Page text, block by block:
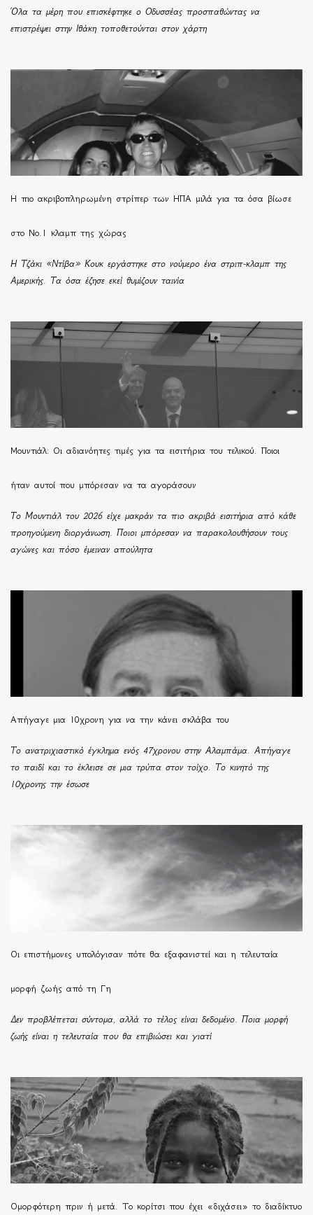
Όλα τα μέρη που επισκέφτηκε ο Οδυσσέας προσπαθώντας να
επιστρέψει στην Ιθάκη τοποθετούνται στον χάρτη
H πιο ακριβοπληρωμένη στρίπερ των ΗΠΑ μιλά για τα όσα βίωσε
στο Νο.1 κλαμπ της χώρας
Η Τζάκι «Ντίβα» Κουκ εργάστηκε στο νούμερο ένα στριπ-κλαμπ της
Αμερικής. Τα όσα έζησε εκεί θυμίζουν ταινία
Μουντιάλ: Οι αδιανόητες τιμές για τα εισιτήρια του τελικού. Ποιοι
ήταν αυτοί που μπόρεσαν να τα αγοράσουν
Το Μουντιάλ του 2026 είχε μακράν τα πιο ακριβά εισιτήρια από κάθε
προηγούμενη διοργάνωση. Ποιοι μπόρεσαν να παρακολουθήσουν τους
αγώνες και πόσο έμειναν απούλητα
Απήγαγε μια 10χρονη για να την κάνει σκλάβα του
Το ανατριχιαστικό έγκλημα ενός 47χρονου στην Αλαμπάμα. Απήγαγε
το παιδί και το έκλεισε σε μια τρύπα στον τοίχο. Το κινητό της
10χρονης την έσωσε
Οι επιστήμονες υπολόγισαν πότε θα εξαφανιστεί και η τελευταία
μορφή ζωής από τη Γη
Δεν προβλέπεται σύντομα, αλλά το τέλος είναι δεδομένο. Ποια μορφή
ζωής είναι η τελευταία που θα επιβιώσει και γιατί
Ομορφότερη πριν ή μετά. Το κορίτσι που έχει «διχάσει» το διαδίκτυο